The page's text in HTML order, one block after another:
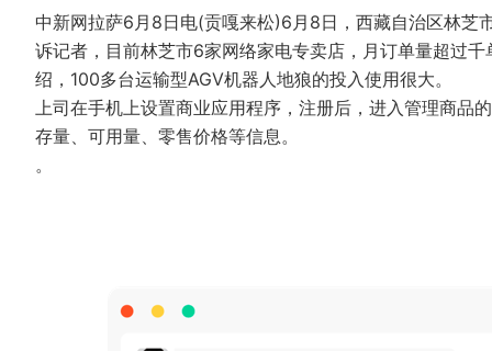
中新网拉萨6月8日电(贡嘎来松)6月8日，西藏自治区林芝
诉记者，目前林芝市6家网络家电专卖店，月订单量超过
绍，100多台运输型AGV机器人地狼的投入使用很大。
上司在手机上设置商业应用程序，注册后，进入管理商品
存量、可用量、零售价格等信息。
。